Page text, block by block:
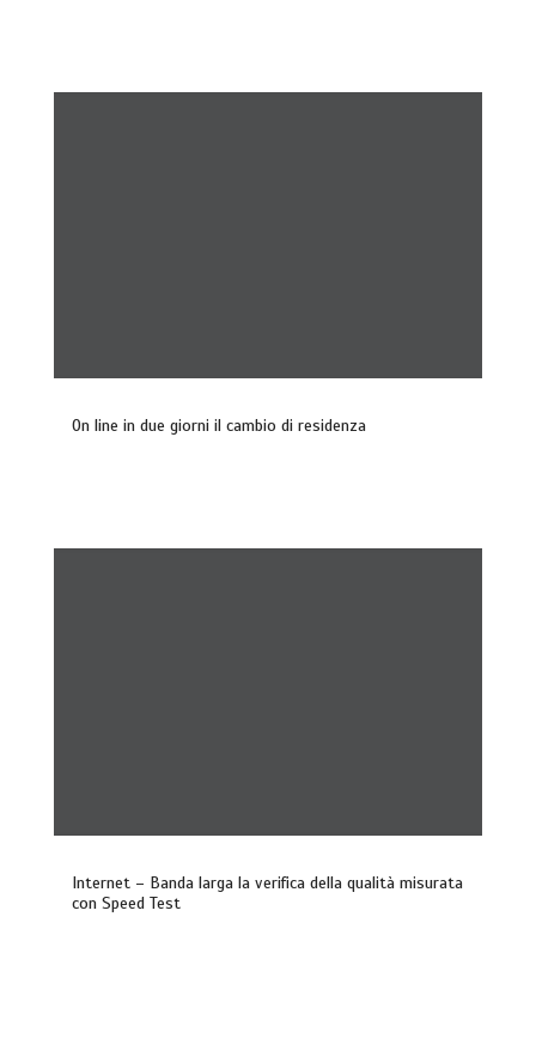
On line in due giorni il cambio di residenza
Internet – Banda larga la verifica della qualità misurata
con Speed Test